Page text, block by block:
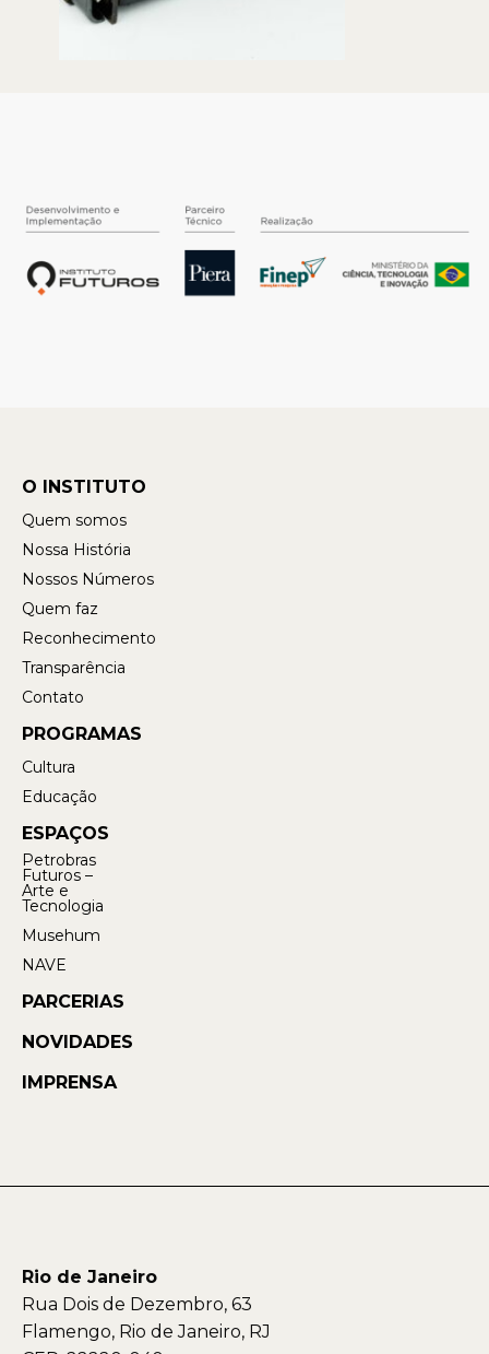
O INSTITUTO
Quem somos
Nossa História
Nossos Números
Quem faz
Reconhecimento
Transparência
Contato
PROGRAMAS
Cultura
Educação
ESPAÇOS
Petrobras
Futuros –
Arte e
Tecnologia
Musehum
NAVE
PARCERIAS
NOVIDADES
IMPRENSA
Rio de Janeiro
Rua Dois de Dezembro, 63
Flamengo, Rio de Janeiro, RJ